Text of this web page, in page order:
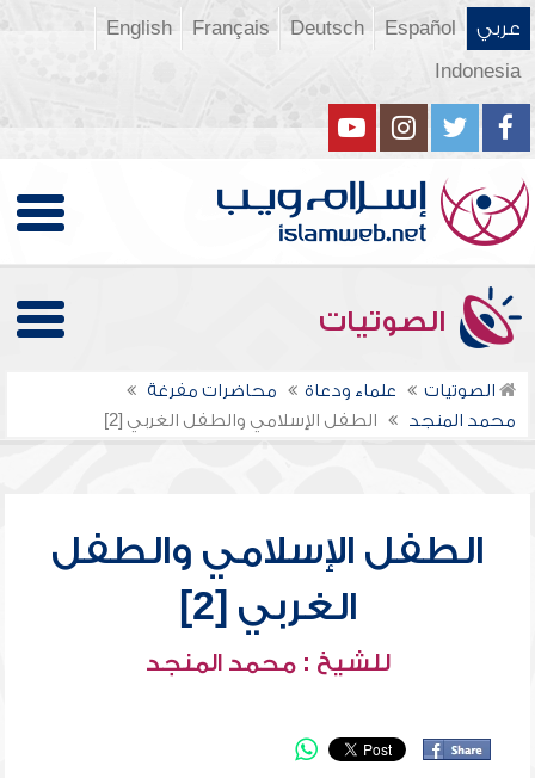
عربي Español
Deutsch
Français
English
Indonesia
الصوتيات
الصوتيات علماء ودعاة
محاضرات مفرغة
محمد المنجد
الطفل الإسلامي والطفل الغربي [2]
الطفل الإسلامي والطفل
الغربي [2]
للشيخ : محمد المنجد